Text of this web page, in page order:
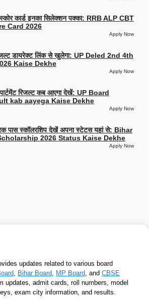
कार्ड इनका सिलेक्शन पक्का: RRB ALP CBT
Card 2026
Apply Now
डायरेक्ट लिंक से खुलेगा: UP Deled 2nd 4th
Kaise Dekhe
Apply Now
रिजल्ट कब आएगा देखें: UP Board
kab aayega Kaise Dekhe
Apply Now
पास स्कॉलरशिप देखें अपना स्टेटस यहां से: Bihar
2026 Status Kaise Dekhe
Apply Now
updates related to various board
Bihar Board MP Board , and CBSE
updates, admit cards, roll numbers, model
exam city information, and results.